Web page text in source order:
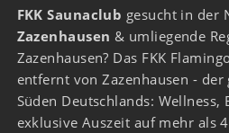
FKK Saunaclub gesucht in der
Zazenhausen & umliegende
Zazenhausen? Das FKK
entfernt von Zazenhausen -
Süden Deutschlands: Wellness,
exklusive Auszeit auf mehr als